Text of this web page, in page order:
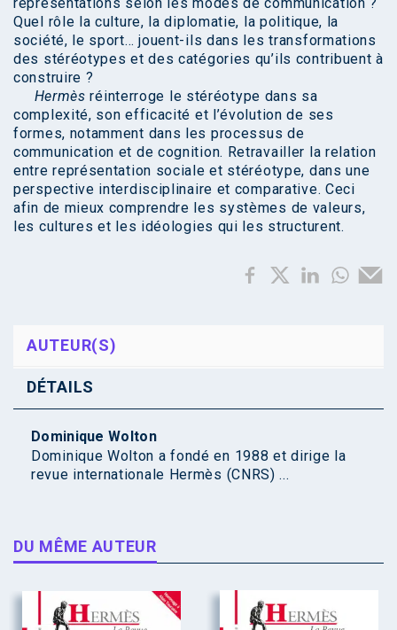
Quel rôle la culture, la diplomatie, la politique, la
société, le sport… jouent-ils dans les transformations
des stéréotypes et des catégories qu’ils contribuent à
construire ?
Hermès réinterroge le stéréotype dans sa
complexité, son efficacité et l’évolution de ses
formes, notamment dans les processus de
communication et de cognition. Retravailler la relation
entre représentation sociale et stéréotype, dans une
perspective interdisciplinaire et comparative. Ceci
afin de mieux comprendre les systèmes de valeurs,
les cultures et les idéologies qui les structurent.
AUTEUR(S)
DÉTAILS
Dominique Wolton
Dominique Wolton a fondé en 1988 et dirige la
revue internationale Hermès (CNRS) ...
DU MÊME AUTEUR